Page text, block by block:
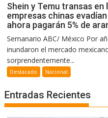
Shein y Temu transas
empresas chinas
ahora pagarán 5% de
Semanario ABC/ México Por
inundaron el mercado
sorprendentemente...
Destacado Nacional
Entradas Recientes